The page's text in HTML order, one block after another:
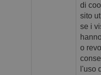
di
sito
se i
o
l'uso